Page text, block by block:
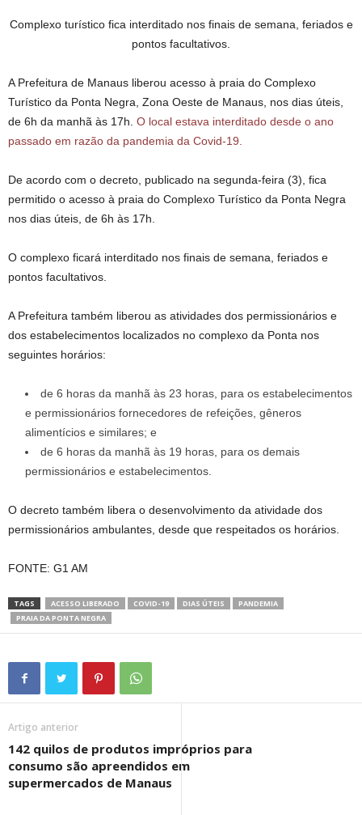
Complexo turístico fica interditado nos finais de semana, feriados e
pontos facultativos.
A Prefeitura de Manaus liberou acesso à praia do Complexo
Turístico da Ponta Negra, Zona Oeste de Manaus, nos dias úteis,
de 6h da manhã às 17h. O local estava interditado desde o ano
passado em razão da pandemia da Covid-19.
De acordo com o decreto, publicado na segunda-feira (3), fica
permitido o acesso à praia do Complexo Turístico da Ponta Negra
nos dias úteis, de 6h às 17h.
O complexo ficará interditado nos finais de semana, feriados e
pontos facultativos.
A Prefeitura também liberou as atividades dos permissionários e
dos estabelecimentos localizados no complexo da Ponta nos
seguintes horários:
de 6 horas da manhã às 23 horas, para os estabelecimentos
e permissionários fornecedores de refeições, gêneros
alimentícios e similares; e
de 6 horas da manhã às 19 horas, para os demais
permissionários e estabelecimentos.
O decreto também libera o desenvolvimento da atividade dos
permissionários ambulantes, desde que respeitados os horários.
FONTE: G1 AM
TAGS ACESSO LIBERADO COVID-19 DIAS ÚTEIS
PANDEMIA
PRAIA DA PONTA NEGRA
Artigo anterior
142 quilos de produtos impróprios para
consumo são apreendidos em
supermercados de Manaus